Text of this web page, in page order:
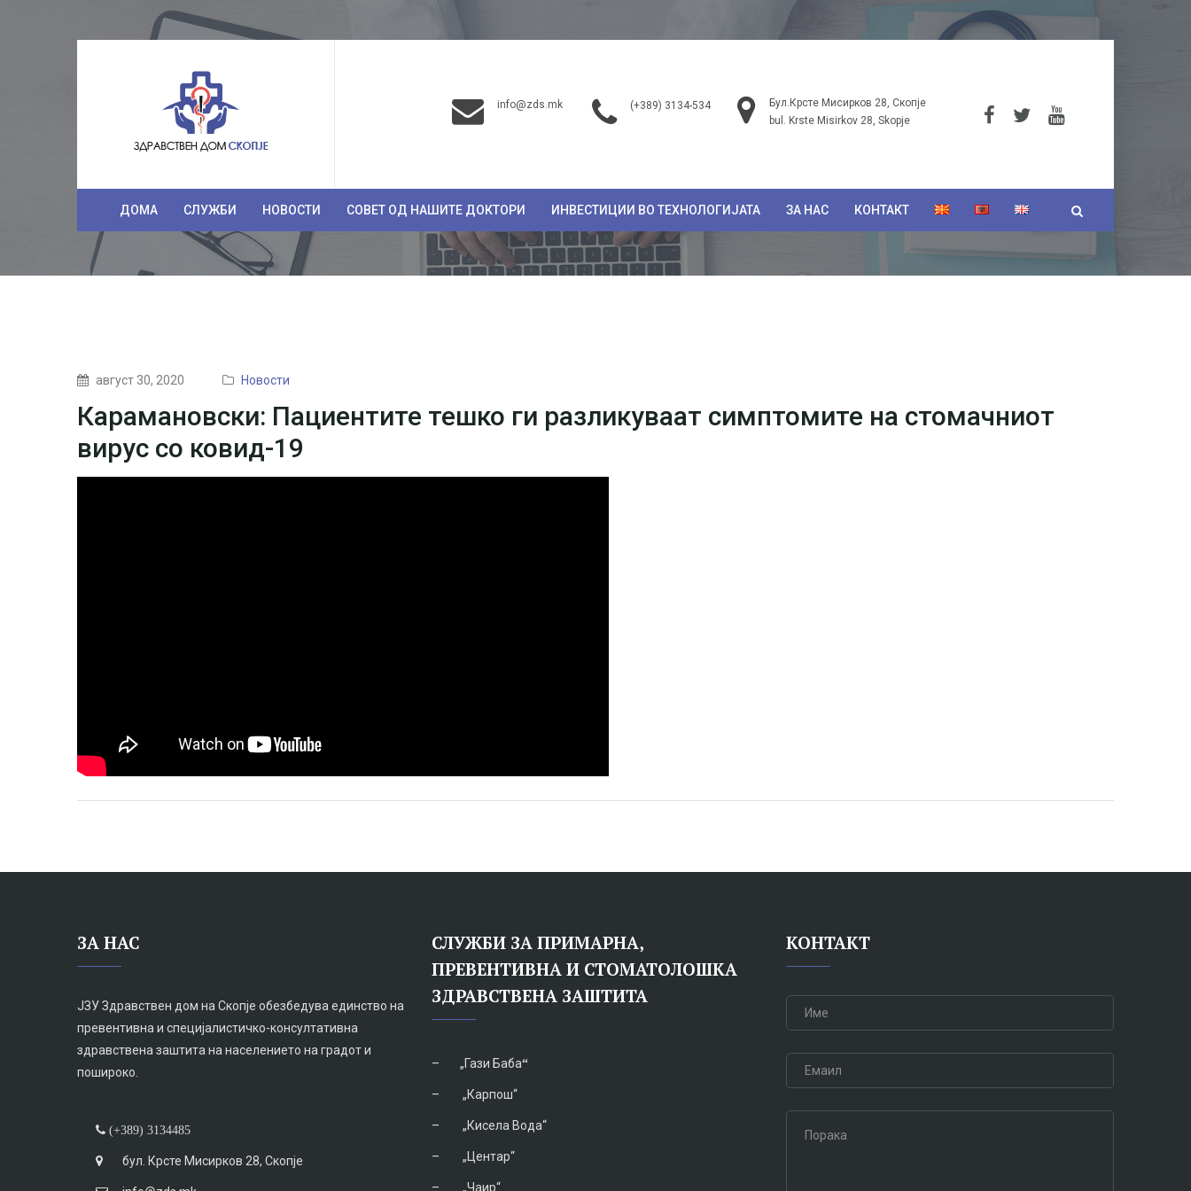
info@zds.mk (+389) 3134-534
Бул.Крсте Мисирков 28, Скопје
bul. Krste Misirkov 28, Skopje
ДОМА СЛУЖБИ НОВОСТИ СОВЕТ ОД НАШИТЕ ДОКТОРИ ИНВЕСТИЦИИ ВО ТЕХНОЛОГИЈАТА ЗА НАС КОНТАКТ
август 30, 2020 Новости
Карамановски: Пациентите тешко ги разликуваат симптомите на стомачниот
вирус со ковид-19
ЗА НАС
ЈЗУ Здравствен дом на Скопје обезбедува единство на
превентивна и специјалистичко-консултативна
здравствена заштита на населението на градот и
пошироко.
(+389) 3134485
бул. Крсте Мисирков 28, Скопје
СЛУЖБИ ЗА ПРИМАРНА,
ПРЕВЕНТИВНА И СТОМАТОЛОШКА
ЗДРАВСТВЕНА ЗАШТИТА
– „Гази Баба“
– „Карпош“
– „Кисела Вода“
– „Центар“
– „Чаир“
КОНТАКТ